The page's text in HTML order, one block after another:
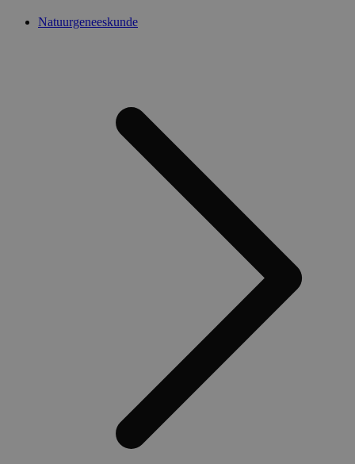
Natuurgeneeskunde